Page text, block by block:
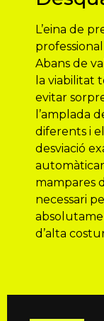
L’eina de
Abans de
la viabilitat
evitar
l’amplada
diferents i
desviació
mampares
necessari
d’alta